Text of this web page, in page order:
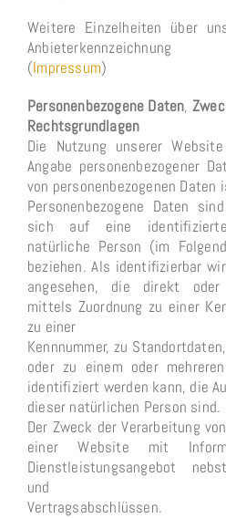
Weitere Einzelheiten über
Anbieterkennzeichnung
(Impressum)
Personenbezogene Daten,
Rechtsgrundlagen
Die Nutzung unserer
Angabe personenbezogener
von personenbezogenen
Personenbezogene Daten
sich auf eine
natürliche Person (im
beziehen. Als identifizierbar
angesehen, die direkt oder
mittels Zuordnung zu einer
zu einer
Kennnummer, zu
oder zu einem oder
identifiziert werden kann, die
dieser natürlichen Person sind.
Der Zweck der Verarbeitung
einer Website mit
Dienstleistungsangebot
und
Vertragsabschlüssen.